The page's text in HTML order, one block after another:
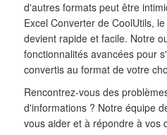
d'autres formats peut être
Excel Converter de CoolUtils,
devient rapide et facile. Notre
fonctionnalités avancées pour
convertis au format de votre
Rencontrez-vous des
d'informations ? Notre équipe
vous aider et à répondre à vos